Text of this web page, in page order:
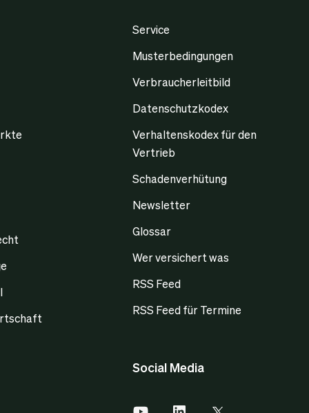
Service
Musterbedingungen
Verbraucherleitbild
Datenschutzkodex
Verhaltenskodex für den
Vertrieb
Schadenverhütung
Newsletter
Glossar
Wer versichert was
RSS Feed
RSS Feed für Termine
Social Media